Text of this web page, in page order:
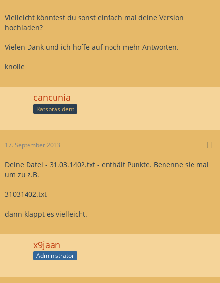
Variante ist nicht auf meinem Rechner installiert. Vielleicht
beschreibt dazu jemand die Vorgehensweise. Sie sollte ähnlich
Vielleicht könntest du sonst einfach mal deine Version
hochladen?
Vielen Dank und ich hoffe auf noch mehr Antworten.
knolle
cancunia
Ratspräsident
17. September 2013
Deine Datei - 31.03.1402.txt - enthält Punkte. Benenne sie mal
um zu z.B.
31031402.txt
dann klappt es vielleicht.
x9jaan
Administrator